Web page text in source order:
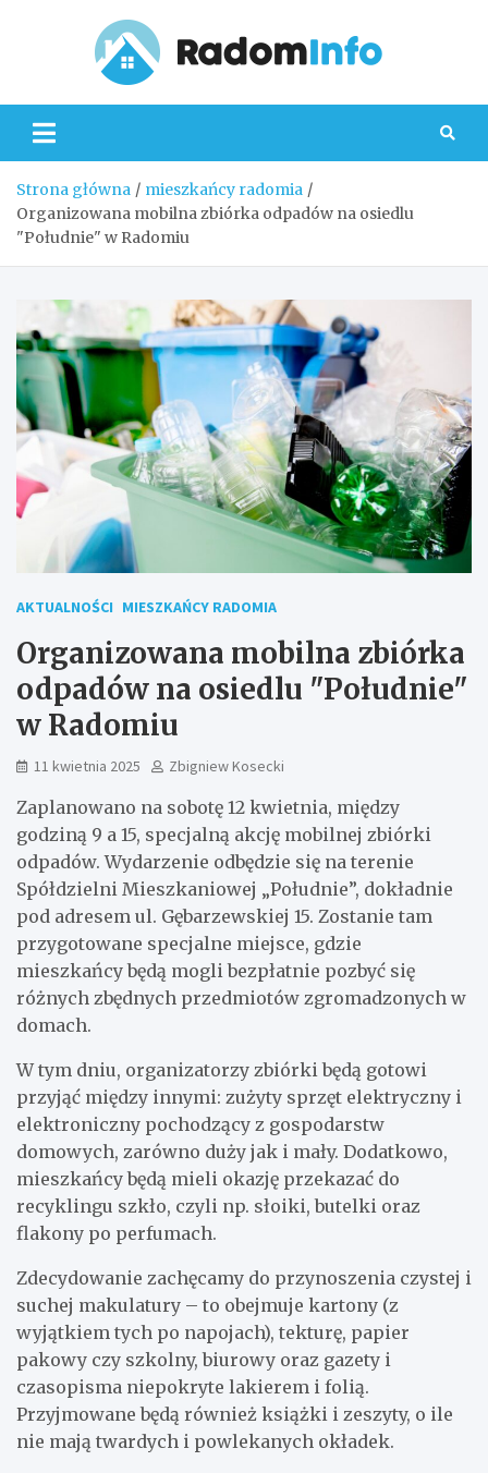
Strona główna
mieszkańcy radomia
Organizowana mobilna zbiórka odpadów na osiedlu
"Południe" w Radomiu
AKTUALNOŚCI MIESZKAŃCY RADOMIA
Organizowana mobilna zbiórka
odpadów na osiedlu "Południe"
w Radomiu
11 kwietnia 2025 Zbigniew Kosecki
Zaplanowano na sobotę 12 kwietnia, między
godziną 9 a 15, specjalną akcję mobilnej zbiórki
odpadów. Wydarzenie odbędzie się na terenie
Spółdzielni Mieszkaniowej „Południe”, dokładnie
pod adresem ul. Gębarzewskiej 15. Zostanie tam
przygotowane specjalne miejsce, gdzie
mieszkańcy będą mogli bezpłatnie pozbyć się
różnych zbędnych przedmiotów zgromadzonych w
domach.
W tym dniu, organizatorzy zbiórki będą gotowi
przyjąć między innymi: zużyty sprzęt elektryczny i
elektroniczny pochodzący z gospodarstw
domowych, zarówno duży jak i mały. Dodatkowo,
mieszkańcy będą mieli okazję przekazać do
recyklingu szkło, czyli np. słoiki, butelki oraz
flakony po perfumach.
Zdecydowanie zachęcamy do przynoszenia czystej i
suchej makulatury – to obejmuje kartony (z
wyjątkiem tych po napojach), tekturę, papier
pakowy czy szkolny, biurowy oraz gazety i
czasopisma niepokryte lakierem i folią.
Przyjmowane będą również książki i zeszyty, o ile
nie mają twardych i powlekanych okładek.